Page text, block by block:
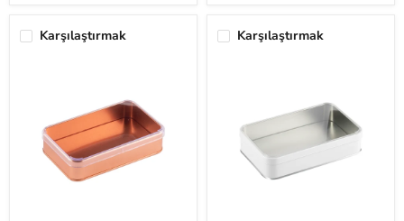
Karşılaştırmak Karşılaştırmak